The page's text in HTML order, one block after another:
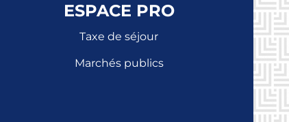
ESPACE PRO
Taxe de séjour
Marchés publics